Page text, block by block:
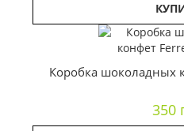
Коробка шоколадных
350